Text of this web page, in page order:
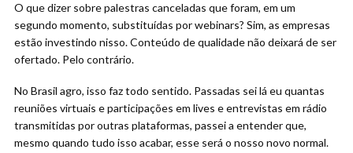
O que dizer sobre palestras canceladas que foram, em um
segundo momento, substituídas por webinars? Sim, as empresas
estão investindo nisso. Conteúdo de qualidade não deixará de ser
ofertado. Pelo contrário.
No Brasil agro, isso faz todo sentido. Passadas sei lá eu quantas
reuniões virtuais e participações em lives e entrevistas em rádio
transmitidas por outras plataformas, passei a entender que,
mesmo quando tudo isso acabar, esse será o nosso novo normal.